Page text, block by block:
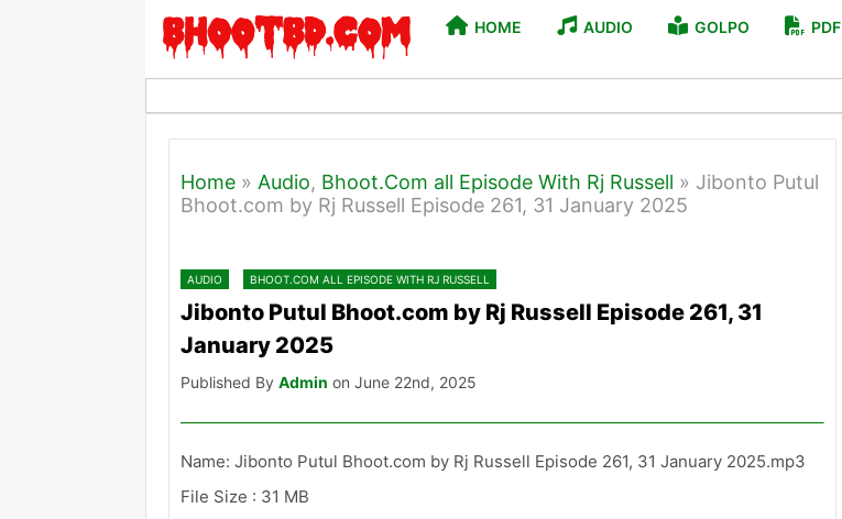
HOME AUDIO GOLPO PDF
Home » Audio, Bhoot.Com all Episode With Rj Russell » Jibonto Putul
Bhoot.com by Rj Russell Episode 261, 31 January 2025
AUDIO BHOOT.COM ALL EPISODE WITH RJ RUSSELL
Jibonto Putul Bhoot.com by Rj Russell Episode 261, 31
January 2025
Published By Admin on June 22nd, 2025
Name: Jibonto Putul Bhoot.com by Rj Russell Episode 261, 31 January 2025.mp3
File Size : 31 MB